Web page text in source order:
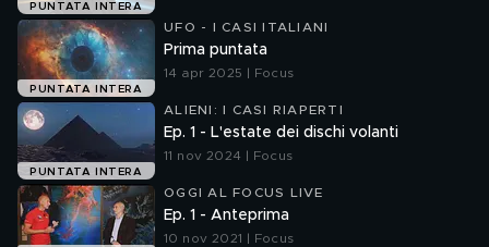
PUNTATA INTERA
PUNTATA INTERA
UFO - I CASI ITALIANI
Prima puntata
14 apr 2025 | Focus
PUNTATA INTERA
ALIENI: I CASI RIAPERTI
Ep. 1 - L'estate dei dischi volanti
11 nov 2024 | Focus
OGGI AL FOCUS LIVE
Ep. 1 - Anteprima
10 nov 2021 | Focus